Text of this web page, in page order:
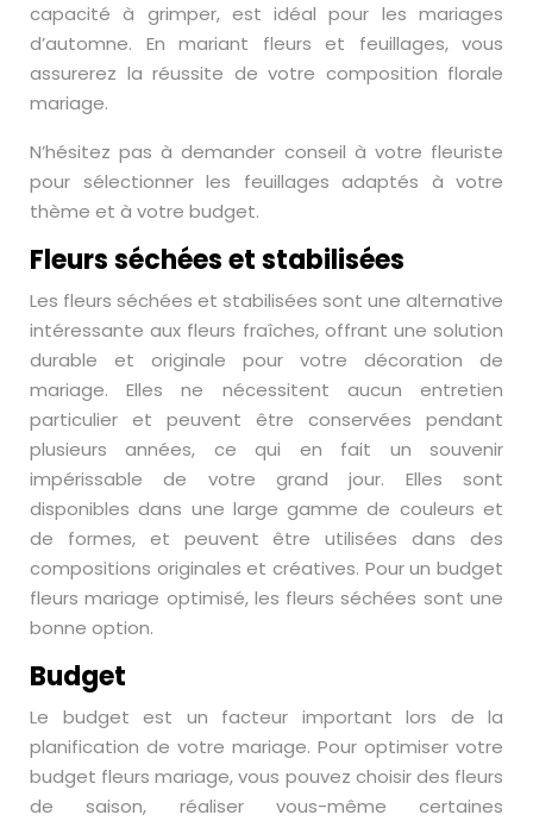
capacité à grimper, est idéal pour les mariages
d’automne. En mariant fleurs et feuillages, vous
assurerez la réussite de votre composition florale
mariage.
N’hésitez pas à demander conseil à votre fleuriste
pour sélectionner les feuillages adaptés à votre
thème et à votre budget.
Fleurs séchées et stabilisées
Les fleurs séchées et stabilisées sont une alternative
intéressante aux fleurs fraîches, offrant une solution
durable et originale pour votre décoration de
mariage. Elles ne nécessitent aucun entretien
particulier et peuvent être conservées pendant
plusieurs années, ce qui en fait un souvenir
impérissable de votre grand jour. Elles sont
disponibles dans une large gamme de couleurs et
de formes, et peuvent être utilisées dans des
compositions originales et créatives. Pour un budget
fleurs mariage optimisé, les fleurs séchées sont une
bonne option.
Budget
Le budget est un facteur important lors de la
planification de votre mariage. Pour optimiser votre
budget fleurs mariage, vous pouvez choisir des fleurs
de saison, réaliser vous-même certaines